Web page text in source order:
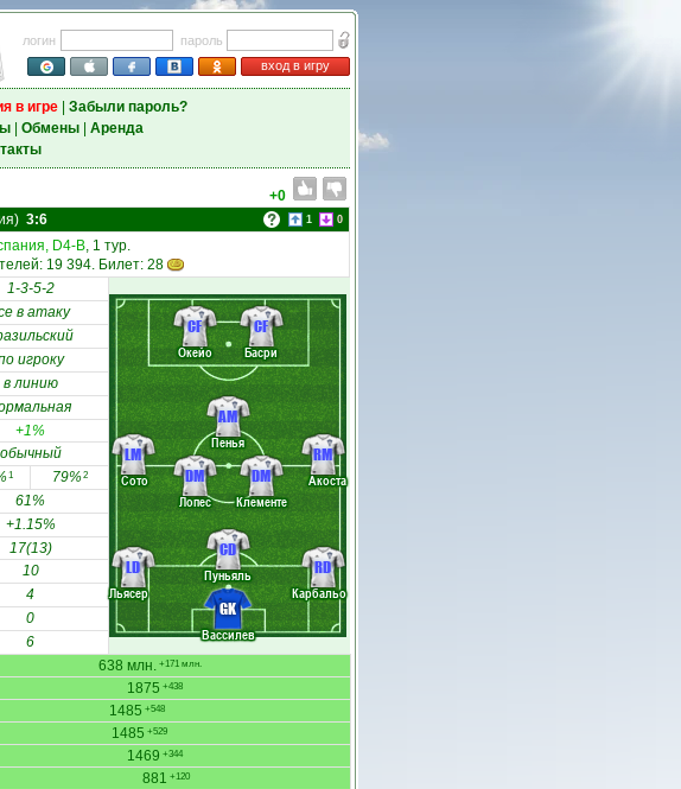
логин
пароль
вход в игру
в игре| Забыли пароль?
| Обмены| Аренда
+0
3:6 1 0
D4-B, 1 тур.
19 394. Билет: 28
1-3-5-2
Вассилев
Льясер
Пуньяль
Карбальо
Сото
Лопес
Клементе
Пенья
Акоста
Окейо Басри
GK
LD
CD
RD
LM
DM
DM
AM
RM
CF CF
в атаку
игроку
в линию
+1%
обычный
1 79%2
61%
+1.15%
17(13)
10
4
0
6
638 млн. +171 млн.
1875 +438
1485 +548
1485 +529
1469 +344
881 +120